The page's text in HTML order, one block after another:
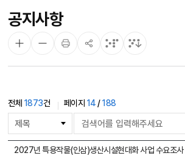
공지사항
전체 1873건 페이지 14 /188
물
2027년 특용작물(인삼)생산시설현대화 사업 수요조사